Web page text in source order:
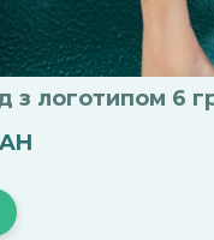
з логотипом 6